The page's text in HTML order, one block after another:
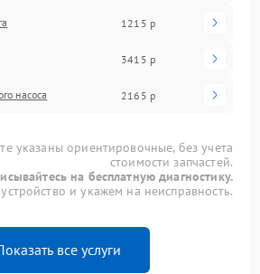
1215 р
3415 р
насоса 2165 р
указаны ориентировочные, без учета
стоимости запчастей.
на бесплатную диагностику.
и укажем на неисправность.
все услуги